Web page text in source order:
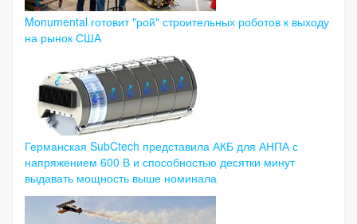
Monumental готовит "рой" строительных роботов к выходу
на рынок США
Германская SubCtech представила АКБ для АНПА с
напряжением 600 В и способностью десятки минут
выдавать мощность выше номинала